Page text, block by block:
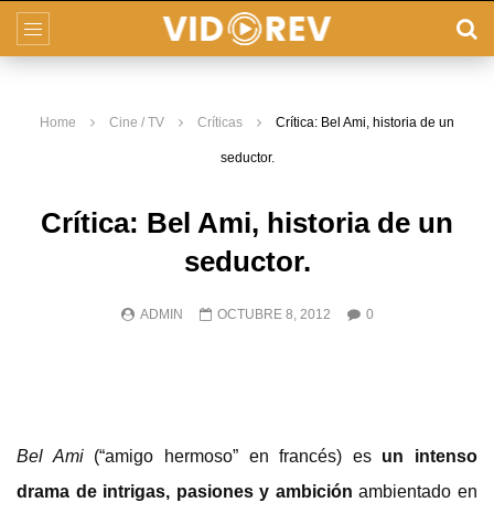
Home Cine / TV Críticas Crítica: Bel Ami, historia de un
seductor.
Crítica: Bel Ami, historia de un
seductor.
ADMIN OCTUBRE 8, 2012 0
Bel Ami(“amigo hermoso” en francés) es un intenso
drama de intrigas, pasiones y ambición ambientado en